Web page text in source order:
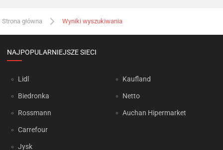
Strona główna Wyniki wyszukiwania
NAJPOPULARNIEJSZE SIECI
Lidl
Biedronka
Rossmann
Carrefour
Jysk
Kaufland
Netto
Auchan Hipermarket